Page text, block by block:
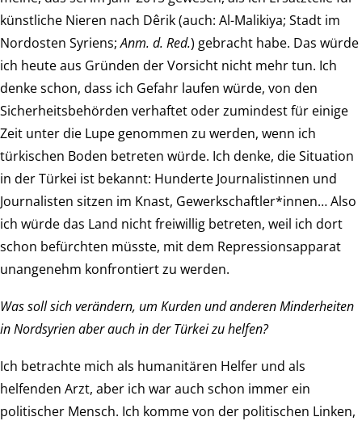
künstliche Nieren nach Dêrik (auch: Al-Malikiya; Stadt im
Nordosten Syriens;Anm. d. Red.) gebracht habe. Das würde
ich heute aus Gründen der Vorsicht nicht mehr tun. Ich
denke schon, dass ich Gefahr laufen würde, von den
Sicherheitsbehörden verhaftet oder zumindest für einige
Zeit unter die Lupe genommen zu werden, wenn ich
türkischen Boden betreten würde. Ich denke, die Situation
in der Türkei ist bekannt: Hunderte Journalistinnen und
Journalisten sitzen im Knast, Gewerkschaftler*innen… Also
ich würde das Land nicht freiwillig betreten, weil ich dort
schon befürchten müsste, mit dem Repressionsapparat
unangenehm konfrontiert zu werden.
Was soll sich verändern, um Kurden und anderen Minderheiten
in Nordsyrien aber auch in der Türkei zu helfen?
Ich betrachte mich als humanitären Helfer und als
helfenden Arzt, aber ich war auch schon immer ein
politischer Mensch. Ich komme von der politischen Linken,